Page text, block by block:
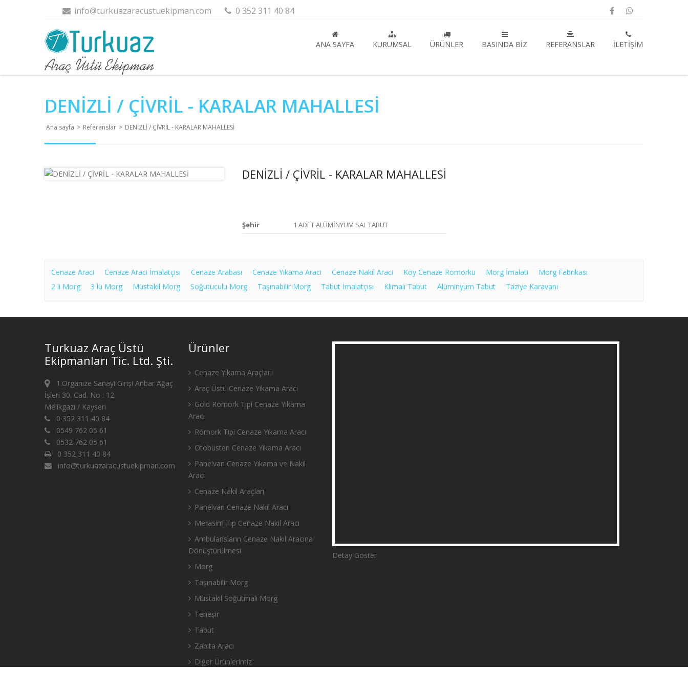
info@turkuazaracustuekipman.com 0 352 311 40 84
ANA SAYFA KURUMSAL ÜRÜNLER BASINDA BIZ REFERANSLAR İLETIŞIM
DENİZLİ / ÇİVRİL - KARALAR MAHALLESİ
Ana sayfa > Referanslar > DENİZLİ / ÇİVRİL - KARALAR MAHALLESİ
DENİZLİ / ÇİVRİL - KARALAR MAHALLESİ
Şehir 1 ADET ALÜMİNYUM SAL TABUT
Cenaze Aracı Cenaze Aracı İmalatçısı Cenaze Arabası Cenaze Yıkama Aracı Cenaze Nakil Aracı Köy Cenaze Römorku Morg İmalatı
Morg Fabrikası
2 li Morg
3 lü Morg Müstakil Morg Soğutuculu Morg Taşınabilir Morg Tabut İmalatçısı Klimalı Tabut Alüminyum Tabut Taziye Karavanı
Turkuaz Araç Üstü
Ekipmanları Tic. Ltd. Şti.
1.Organize Sanayi Girişi Anbar Ağaç
İşleri 30. Cad. No : 12
Melikgazi / Kayseri
0 352 311 40 84
0549 762 05 61
0532 762 05 61
0 352 311 40 84
info@turkuazaracustuekipman.com
Ürünler
Cenaze Yıkama Araçları
Araç Üstü Cenaze Yıkama Aracı
Gold Römork Tipi Cenaze Yıkama
Aracı
Römork Tipi Cenaze Yıkama Aracı
Otobüsten Cenaze Yıkama Aracı
Panelvan Cenaze Yıkama ve Nakil
Aracı
Cenaze Nakil Araçları
Panelvan Cenaze Nakil Aracı
Merasim Tip Cenaze Nakil Aracı
Ambulansların Cenaze Nakil Aracına
Dönüştürülmesi
Morg
Taşınabilir Morg
Müstakil Soğutmalı Morg
Teneşir
Tabut
Zabıta Aracı
Diğer Ürünlerimiz
Detay Göster